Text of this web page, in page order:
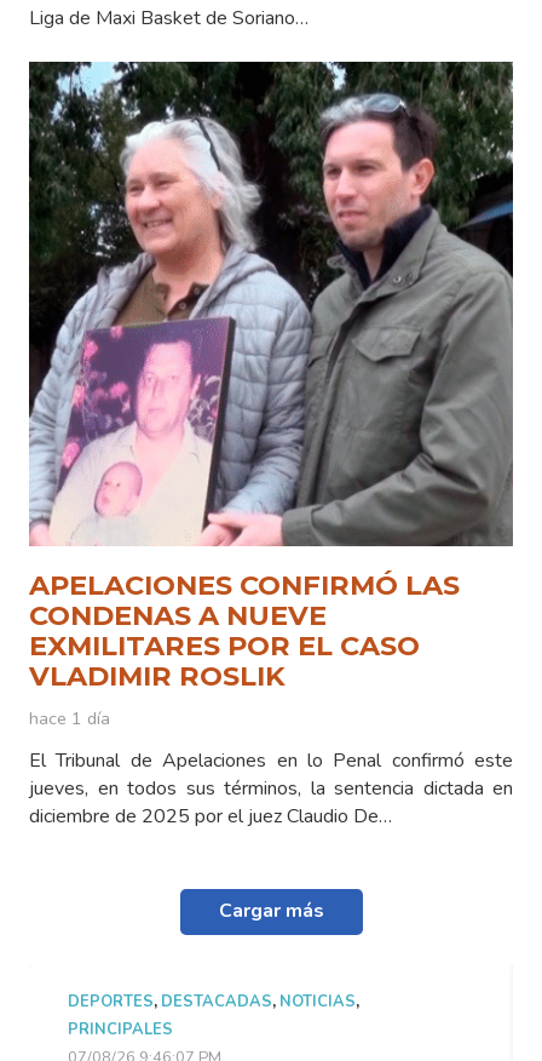
Liga de Maxi Basket de Soriano…
APELACIONES CONFIRMÓ LAS
CONDENAS A NUEVE
EXMILITARES POR EL CASO
VLADIMIR ROSLIK
hace 1 día
El Tribunal de Apelaciones en lo Penal confirmó este
jueves, en todos sus términos, la sentencia dictada en
diciembre de 2025 por el juez Claudio De…
Cargar más
DEPORTES, DESTACADAS, NOTICIAS,
PRINCIPALES